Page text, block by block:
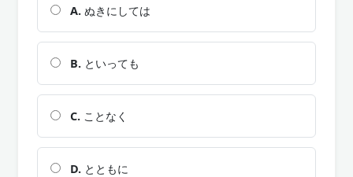
A. ぬきにしては
B. といっても
C. ことなく
D. とともに